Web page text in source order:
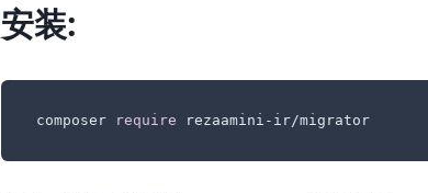
安装:
composer require rezaamini-ir/migrator